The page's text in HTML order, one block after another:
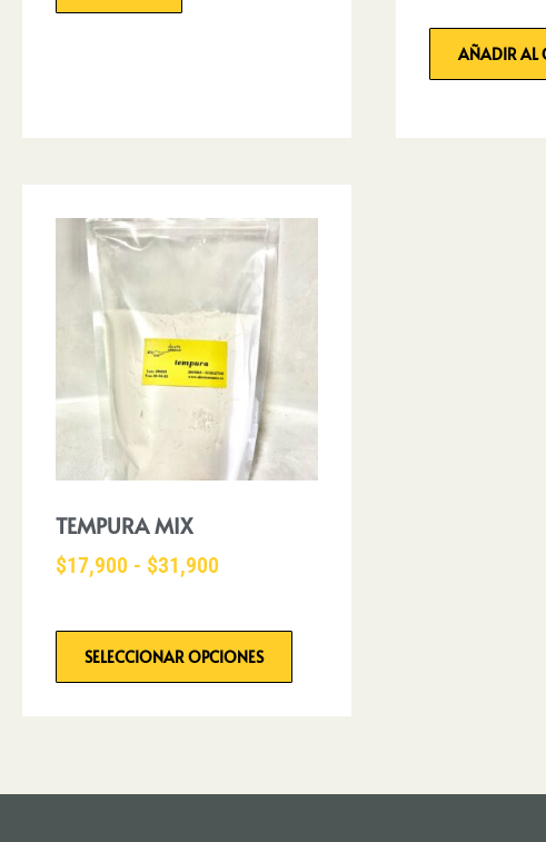
AÑADIR AL
TEMPURA MIX
$17,900 - $31,900
SELECCIONAR OPCIONES